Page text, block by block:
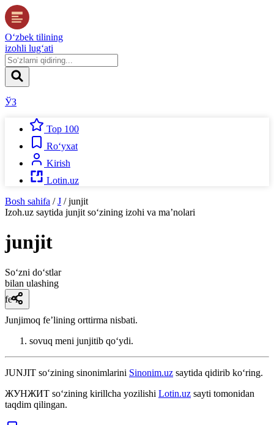
O‘zbek tilining
izohli lug‘ati
ЎЗ
Top 100
Ro‘yxat
Kirish
Lotin.uz
Bosh sahifa / J / junjit
Izoh.uz saytida junjit so‘zining izohi va ma’nolari
junjit
So‘zni do‘stlar
bilan ulashing
fe’l
Junjimoq feʼlining orttirma nisbati.
sovuq meni junjitib qoʻydi.
JUNJIT so‘zining sinonimlarini Sinonim.uz saytida qidirib ko‘ring.
ЖУНЖИТ so‘zining kirillcha yozilishi Lotin.uz sayti tomonidan
taqdim qilingan.